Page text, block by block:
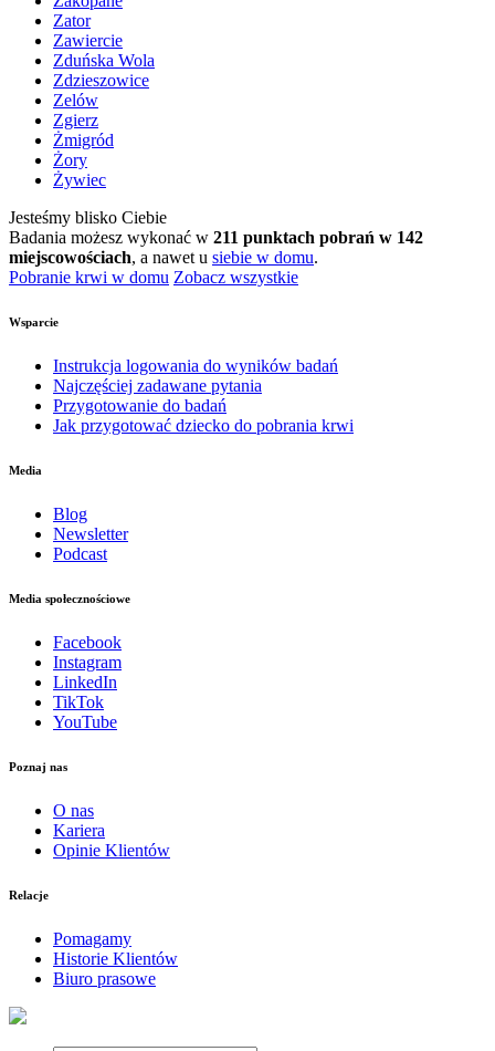
Zator
Zawiercie
Zduńska Wola
Zdzieszowice
Zelów
Zgierz
Żmigród
Żory
Żywiec
Jesteśmy blisko Ciebie
Badania możesz wykonać w 211 punktach pobrań w 142
miejscowościach, a nawet u siebie w domu.
Pobranie krwi w domu Zobacz wszystkie
Wsparcie
Instrukcja logowania do wyników badań
Najczęściej zadawane pytania
Przygotowanie do badań
Jak przygotować dziecko do pobrania krwi
Media
Blog
Newsletter
Podcast
Media społecznościowe
Facebook
Instagram
LinkedIn
TikTok
YouTube
Poznaj nas
O nas
Kariera
Opinie Klientów
Relacje
Pomagamy
Historie Klientów
Biuro prasowe